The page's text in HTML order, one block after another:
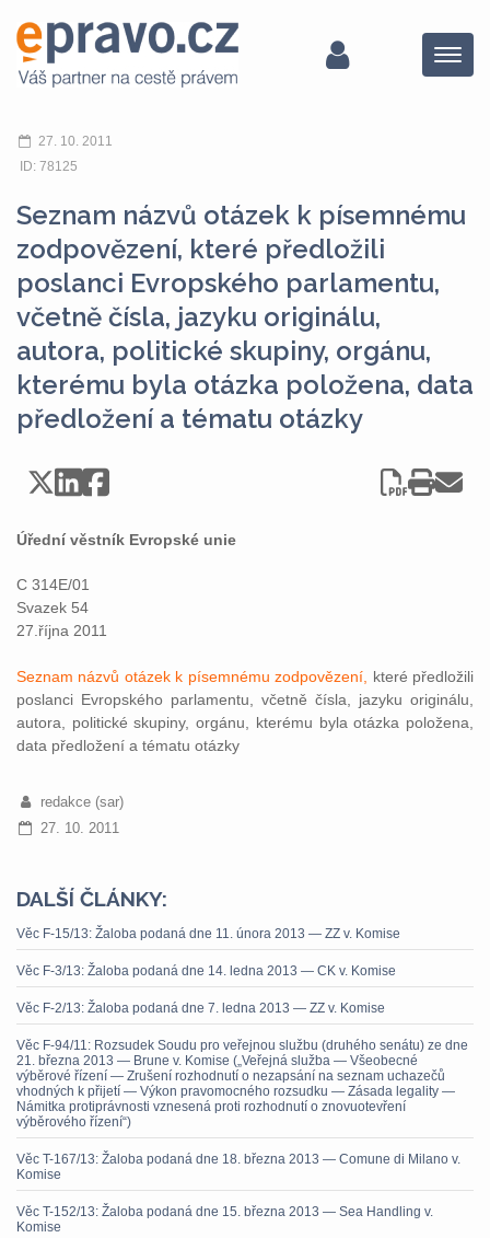
Menu
27. 10. 2011
ID: 78125
Seznam názvů otázek k písemnému
zodpovězení, které předložili
poslanci Evropského parlamentu,
včetně čísla, jazyku originálu,
autora, politické skupiny, orgánu,
kterému byla otázka položena, data
předložení a tématu otázky
Úřední věstník Evropské unie
C 314E/01
Svazek 54
27.října 2011
Seznam názvů otázek k písemnému zodpovězení,
které předložili
poslanci Evropského parlamentu, včetně čísla, jazyku originálu,
autora, politické skupiny, orgánu, kterému byla otázka položena,
data předložení a tématu otázky
redakce (sar)
27. 10. 2011
DALŠÍ ČLÁNKY:
Věc F-15/13: Žaloba podaná dne 11. února 2013 — ZZ v. Komise
Věc F-3/13: Žaloba podaná dne 14. ledna 2013 — CK v. Komise
Věc F-2/13: Žaloba podaná dne 7. ledna 2013 — ZZ v. Komise
Věc F-94/11: Rozsudek Soudu pro veřejnou službu (druhého senátu) ze dne
21. března 2013 — Brune v. Komise („Veřejná služba — Všeobecné
výběrové řízení — Zrušení rozhodnutí o nezapsání na seznam uchazečů
vhodných k přijetí — Výkon pravomocného rozsudku — Zásada legality —
Námitka protiprávnosti vznesená proti rozhodnutí o znovuotevření
výběrového řízení“)
Věc T-167/13: Žaloba podaná dne 18. března 2013 — Comune di Milano v.
Komise
Věc T-152/13: Žaloba podaná dne 15. března 2013 — Sea Handling v.
Komise